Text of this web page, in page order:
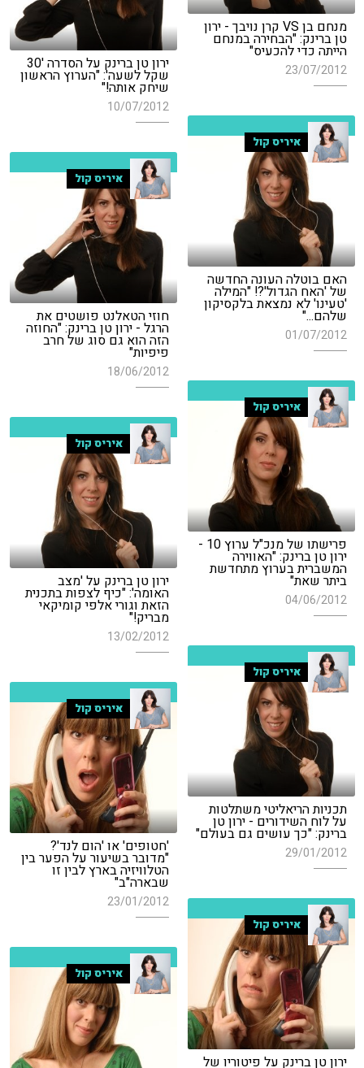
מנחם בן VS קרן נויבך - ירון
טן ברינק: "הבחירה במנחם
הייתה כדי להכעיס"
23/07/2012 ירון טן ברינק על הסדרה '30
שקל לשעה': "הערוץ הראשון
שיחק אותה!"
10/07/2012
איריס קול
האם בוטלה העונה החדשה
של 'האח הגדול'?! "המילה
'טעינו' לא נמצאת בלקסיקון
שלהם..."
01/07/2012
איריס קול
חוזי הטאלנט פושטים את
הרגל - ירון טן ברינק: "החוזה
הזה הוא גם סוג של חרב
פיפיות"
18/06/2012
איריס קול
פרישתו של מנכ"ל ערוץ 10 -
ירון טן ברינק: "האווירה
המשברית בערוץ מתחדשת
ביתר שאת"
04/06/2012
איריס קול
ירון טן ברינק על 'מצב
האומה': "כיף לצפות בתכנית
הזאת וגורי אלפי קומיקאי
מבריק!"
13/02/2012
איריס קול
תכניות הריאליטי משתלטות
על לוח השידורים - ירון טן
ברינק: "כך עושים גם בעולם"
29/01/2012
איריס קול
'חטופים' או 'הום לנד'?
"מדובר בשיעור על הפער בין
הטלוויזיה בארץ לבין זו
שבארה"ב"
23/01/2012
איריס קול
ירון טן ברינק על פיטוריו של
איריס קול